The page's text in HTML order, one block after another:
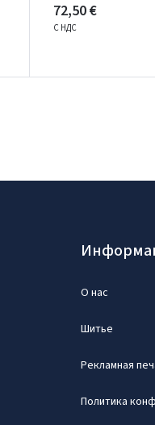
72,50 €
С НДС
О нас
Шитье
Рекламная
Политика